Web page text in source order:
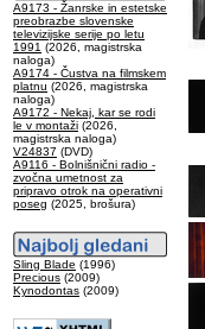
A9173 - Žanrske in estetske
preobrazbe slovenske
televizijske serije po letu
1991 (2026, magistrska
naloga)
A9174 - Čustva na filmskem
platnu (2026, magistrska
naloga)
A9172 - Nekaj, kar se rodi
le v montaži (2026,
magistrska naloga)
V24837 (DVD)
A9116 - Bolnišnični radio -
zvočna umetnost za
pripravo otrok na operativni
poseg (2025, brošura)
Sling Blade (1996)
Precious (2009)
Kynodontas (2009)